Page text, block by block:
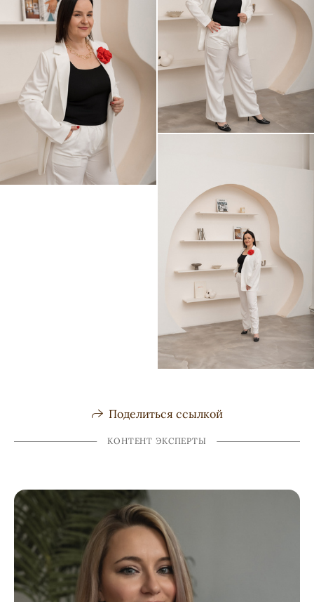
Поделиться ссылкой
КОНТЕНТ ЭКСПЕРТЫ